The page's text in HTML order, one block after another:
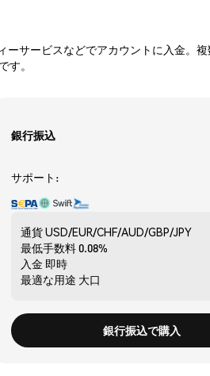
サービスなどでアカウントに入金。
す。
銀行振込
サポート:
通貨USD/EUR/CHF/AUD/GBP/JPY
最低手数料0.08%
入金 即時
最適な用途 大口
銀行振込で購入